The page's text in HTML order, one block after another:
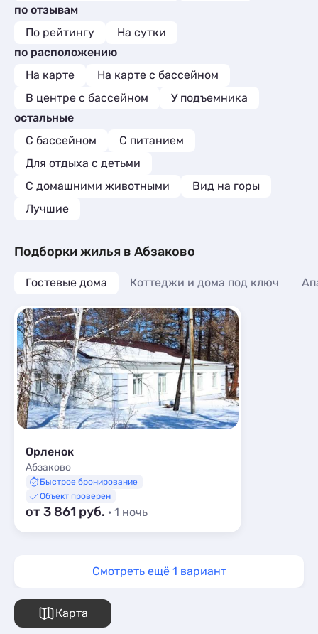
по отзывам
По рейтингу
На сутки
по расположению
На карте
На карте с бассейном
В центре с бассейном
У подъемника
остальные
С бассейном
С питанием
Для отдыха с детьми
С домашними животными
Вид на горы
Лучшие
Подборки жилья в Абзаково
Гостевые дома Коттеджи и дома под ключ
Орленок
Абзаково
Быстрое бронирование
Объект проверен
от 3 861 руб. · 1 ночь
Смотреть ещё 1 вариант
Карта